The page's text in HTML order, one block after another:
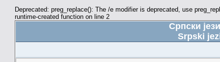
Deprecated: preg_replace(): The /e modifier is deprecated, use
runtime-created function on line 2
Српски
Srpski